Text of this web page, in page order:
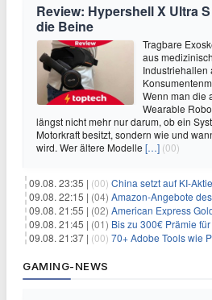
Review: Hypershell X Ultra
die Beine
Tragbare
aus
Industriehallen
Wenn man die
Wearable
längst nicht mehr nur darum, ob ein
Motorkraft besitzt, sondern wie und
wird. Wer ältere Modelle […] (00)
09.08. 23:35 | (00) China setzt auf KI-Aktien im Wettlauf
09.08. 22:15 | (04) Amazon-Angebote des Tages
09.08. 21:55 | (02) American Express Gold Card:
09.08. 21:45 | (01) Bis zu 300€ Prämie für KOSTENLOSES
09.08. 21:37 | (00) 70+ Adobe Tools wie
GAMING-NEWS